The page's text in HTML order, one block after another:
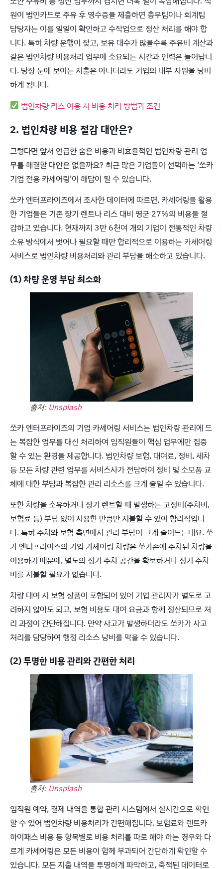
원이 법인카드로 주유 후 영수증을 제출하면 총무팀이나 회계팀
담당자는 이를 일일이 확인하고 수작업으로 정산 처리를 해야 합
니다. 특히 차량 운행이 잦고, 보유 대수가 많을수록 주유비 계산과
같은 법인차량 비용처리 업무에 소요되는 시간과 인력은 늘어납니
다. 당장 눈에 보이는 지출은 아니더라도 기업의 내부 자원을 낭비
하게 됩니다.
법인차량 리스 이용 시 비용 처리 방법과 조건
2. 법인차량 비용 절감 대안은?
그렇다면 앞서 언급한 숨은 비용과 비효율적인 법인차량 관리 업
무를 해결할 대안은 없을까요? 최근 많은 기업들이 선택하는 ‘쏘카
기업 전용 카셰어링’이 해답이 될 수 있습니다.
쏘카 엔터프라이즈에서 조사한 데이터에 따르면, 카셰어링을 활용
한 기업들은 기존 장기 렌트나 리스 대비 평균 27%의 비용을 절
감하고 있습니다. 현재까지 3만 6천여 개의 기업이 전통적인 차량
소유 방식에서 벗어나 필요할 때만 합리적으로 이용하는 카셰어링
서비스로 법인차량 비용처리와 관리 부담을 해소하고 있습니다.
(1) 차량 운영 부담 최소화
출처: Unsplash
쏘카 엔터프라이즈의 기업 카셰어링 서비스는 법인차량 관리에 드
는 복잡한 업무를 대신 처리하여 임직원들이 핵심 업무에만 집중
할 수 있는 환경을 제공합니다. 법인차량 보험, 대여료, 정비, 세차
등 모든 차량 관련 업무를 서비스사가 전담하여 정비 및 소모품 교
체에 대한 부담과 복잡한 관리 리소스를 크게 줄일 수 있습니다.
또한 차량을 소유하거나 장기 렌트할 때 발생하는 고정비(주차비,
보험료 등) 부담 없이 사용한 만큼만 지불할 수 있어 합리적입니
다. 특히 주차와 보험 측면에서 관리 부담이 크게 줄어드는데요. 쏘
카 엔터프라이즈의 기업 카셰어링 차량은 쏘카존에 주차된 차량을
이용하기 때문에, 별도의 정기 주차 공간을 확보하거나 정기 주차
비를 지불할 필요가 없습니다.
차량 대여 시 보험 상품이 포함되어 있어 기업 관리자가 별도로 고
려하지 않아도 되고, 보험 비용도 대여 요금과 함께 정산되므로 처
리 과정이 간단해집니다. 만약 사고가 발생하더라도 쏘카가 사고
처리를 담당하여 행정 리소스 낭비를 막을 수 있습니다.
(2) 투명한 비용 관리와 간편한 처리
출처: Unsplash
임직원 예약, 결제 내역을 통합 관리 시스템에서 실시간으로 확인
할 수 있어 법인차량 비용처리가 간편해집니다. 보험료와 렌트카
하이패스 비용 등 항목별로 비용 처리를 따로 해야 하는 경우와 다
르게 카셰어링은 모든 비용이 함께 부과되어 간단하게 확인할 수
있습니다. 모든 지출 내역을 투명하게 파악하고, 축적된 데이터로